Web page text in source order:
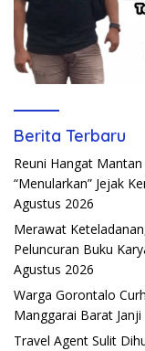
Berita Terbaru
Reuni Hangat
“Menularkan” Jejak
Agustus 2026
Merawat
Peluncuran Buku
Agustus 2026
Warga Gorontalo
Manggarai Barat
Travel Agent Sulit